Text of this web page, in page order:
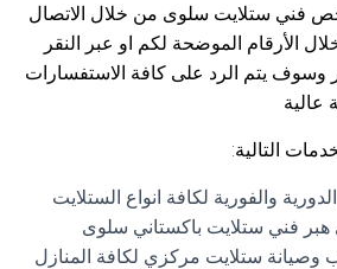
فني ستلايت سلوى من خلال الاتصال
الأرقام الموضحة لكم او عبر النقر
وسوف يتم الرد على كافة الاستفسارات
عالية
التالية:
والفورية لكافة انواع الستلايت
هبر فني ستلايت باكستاني سلوى
وصيانة ستلايت مركزي لكافة المنازل